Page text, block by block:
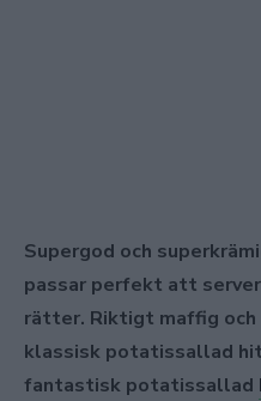
Supergod och
passar perfekt att
rätter. Riktigt maffig och
klassisk potatissallad
fantastisk potatissallad